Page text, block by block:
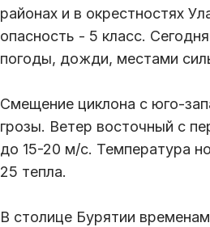
районах и в окрестностях
опасность - 5 класс.
погоды, дожди, местами
Смещение циклона с юго-
грозы. Ветер восточный с
до 15-20 м/с. Температура
25 тепла.
В столице Бурятии